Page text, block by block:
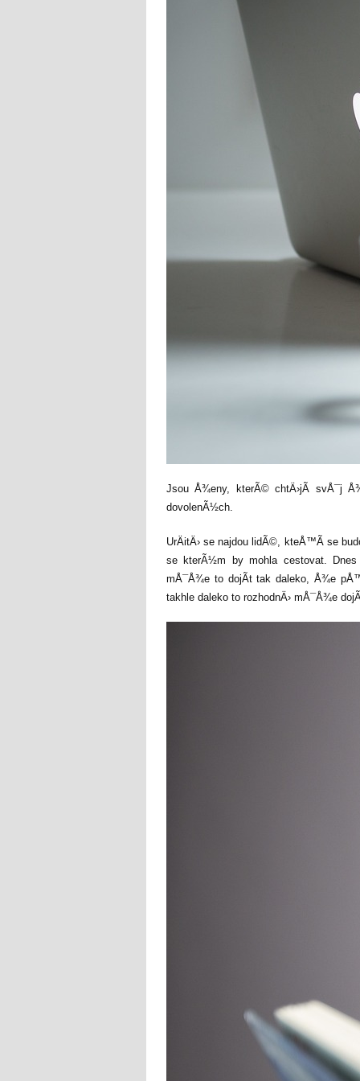
Jsou Å¾eny, kterÃ© chtÄ›jÃ­ svÅ¯j
dovolenÃ½ch.
UrÄitÄ› se najdou lidÃ©, kteÅ™Ã­ se
se kterÃ½m by mohla cestovat.
mÅ¯Å¾e to dojÃ­t tak daleko, Å¾e
takhle daleko to rozhodnÄ› mÅ¯Å¾e